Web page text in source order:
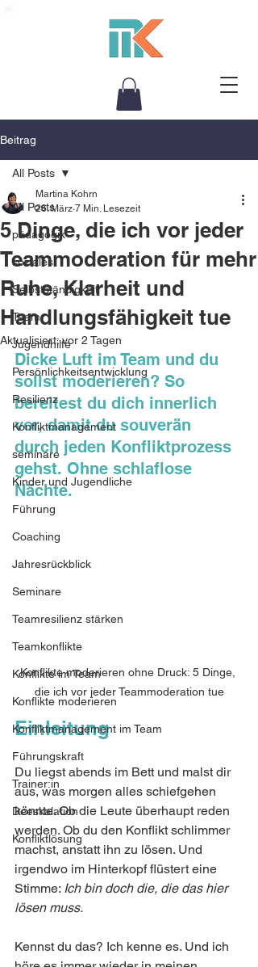
Beitrag
All Posts
pädagogik
soziales
Selbstständigkeit
Team
Jugendhilfe
Persönlichkeitsentwicklung
Resilienz
Konfliktmanagement
seminare
Kinder und Jugendliche
Führung
Coaching
Jahresrückblick
Seminare
Teamresilienz stärken
Teamkonflikte
Konflikte im Team
Konflikte moderieren
Konfliktmanagement im Team
Führungskraft
Trainer:in
Deeskalation
Konfliktlösung
All Posts
5 Dinge, die ich vor jeder
Teammoderation für mehr
Ruhe, Klarheit und
Handlungsfähigkeit tue
Martina Kohrn
26. März 7 Min. Lesezeit
Aktualisiert:vor 2 Tagen
Dicke Luft im Team und du
sollst moderieren? So
bereitest du dich innerlich
vor, damit du souverän
durch jeden Konfliktprozess
gehst. Ohne schlaflose
Nächte.
Konflikte moderieren ohne Druck: 5 Dinge,
die ich vor jeder Teammoderation tue
Einleitung
Du liegst abends im Bett und malst dir
aus, was morgen alles schiefgehen
könnte. Ob die Leute überhaupt reden
werden. Ob du den Konflikt schlimmer
machst, anstatt ihn zu lösen. Und
irgendwo im Hinterkopf flüstert eine
Stimme: Ich bin doch die, die das hier
lösen muss.
Kennst du das? Ich kenne es. Und ich